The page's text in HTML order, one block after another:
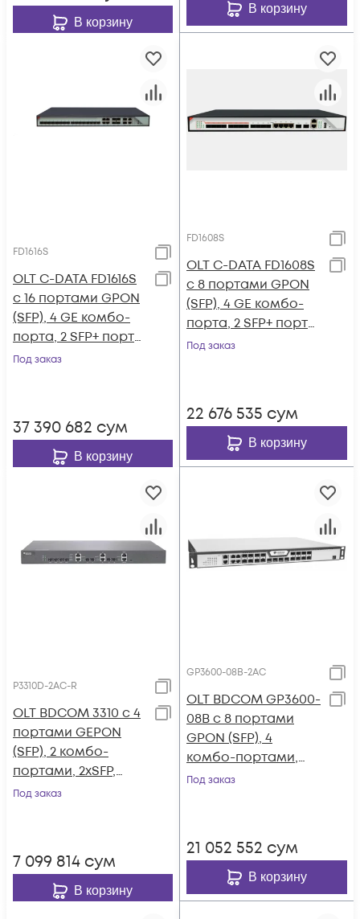
В корзину
В корзину
FD1616S
OLT C-DATA FD1616S
с 16 портами GPON
(SFP), 4 GE комбо-
порта, 2 SFP+ порта,
2 БП АC
Под заказ
37 390 682 сум
В корзину
FD1608S
OLT C-DATA FD1608S
с 8 портами GPON
(SFP), 4 GE комбо-
порта, 2 SFP+ порта,
2 БП АC
Под заказ
22 676 535 сум
В корзину
P3310D-2AC-R
OLT BDCOM 3310 с 4
портами GEPON
(SFP), 2 комбо-
портами, 2хSFP,
2хRJ-45, 2 БП АC,
Под заказ
7 099 814 сум
В корзину
GP3600-08B-2AC
OLT BDCOM GP3600-
08B с 8 портами
GPON (SFP), 4
комбо-портами,
4хSFP, 4 SFP+, 2 БП АC
Под заказ
21 052 552 сум
В корзину